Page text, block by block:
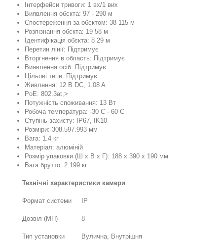
Інтерфейси тривоги: 1 вх/1 вих
Виявлення обєкта: 97 - 290 м
Спостереження за обєктом: 38 115 м
Розпізнання обєкта: 19 58 м
Ідентифікація обєкта: 8 29 м
Перетин лінії: Підтримує
Вторгнення в область: Підтримує
Виявлення осіб: Підтримує
Цільові типи: Підтримує
Живлення: 12 В DC, 1.08 A
PoE: 802.3at,>
Потужність споживання: 13 Вт
Робоча температура: -30 C - 60 C
Ступінь захисту: IP67, IK10
Розміри: 308.597.993 мм
Вага: 1.4 кг
Матеріал: алюміній
Розмір упаковки (Ш х В х Г): 188 х 390 х 190 мм
Вага брутто: 2.199 кг
Технічні характеристики камери
Формат системи IP
Дозвіл (МП) 8
Тип установки Вулична, Внутрішня